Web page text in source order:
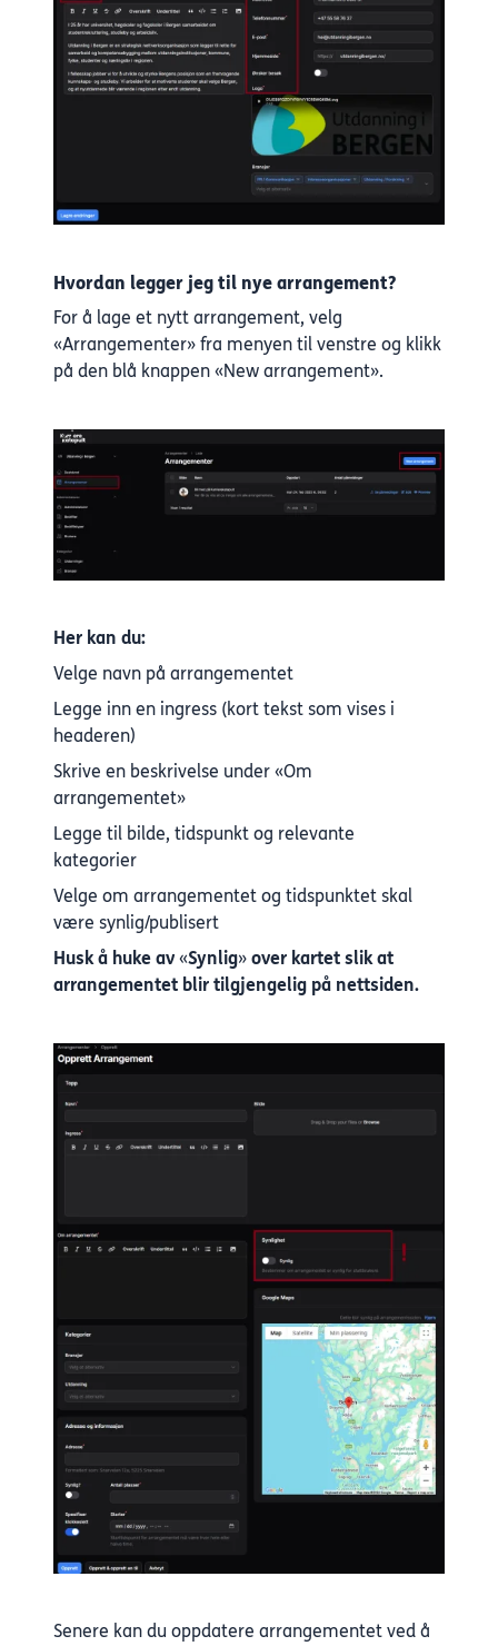
Hvordan legger jeg til nye arrangement?
For å lage et nytt arrangement, velg
«Arrangementer» fra menyen til venstre og klikk
på den blå knappen «New arrangement».
Her kan du:
Velge navn på arrangementet
Legge inn en ingress (kort tekst som vises i
headeren)
Skrive en beskrivelse under «Om
arrangementet»
Legge til bilde, tidspunkt og relevante
kategorier
Velge om arrangementet og tidspunktet skal
være synlig/publisert
Husk å huke av«Synlig» over kartet slik at
arrangementet blir tilgjengelig på nettsiden.
Senere kan du oppdatere arrangementet ved å